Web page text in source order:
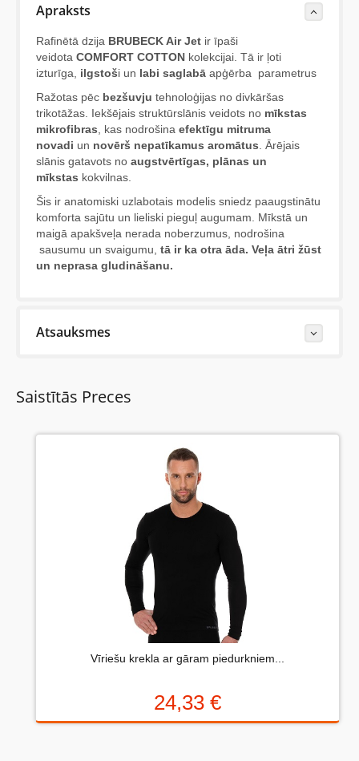
Apraksts
Rafinētā dzija BRUBECK Air Jet ir īpaši
veidota COMFORT COTTON kolekcijai. Tā ir ļoti
izturīga,
ilgstoši un labi saglabā apģērba parametrus
Ražotas pēc bezšuvju tehnoloģijas no divkāršas
trikotāžas. Iekšējais struktūrslānis veidots no mīkstas
mikrofibras , kas nodrošina efektīgu mitruma
novadi un novērš nepatīkamus aromātus . Ārējais
slānis gatavots no augstvērtīgas, plānas un
mīkstas kokvilnas.
Šis ir anatomiski uzlabotais modelis sniedz paaugstinātu
komforta sajūtu un lieliski pieguļ augumam. Mīkstā un
maigā apakšveļa nerada noberzumus, nodrošina
sausumu un svaigumu, tā ir ka otra āda. Veļa ātri žūst
un neprasa gludināšanu.
Atsauksmes
Vispirms: Novērtējiet preci. Lūdzu izvēlieties vērtējumu
no 0 (slikti) līdz 5 zvaigznēm (teicami).
Uzrakstītu simbolu skaits:
Saistītās Preces
Vīriešu krekla ar gāram piedurkniem...
24,33 €